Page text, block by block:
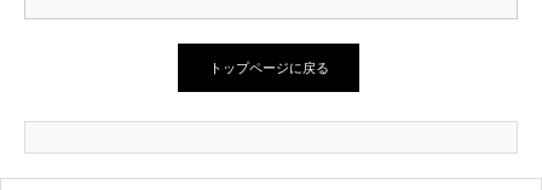
トップページに戻る